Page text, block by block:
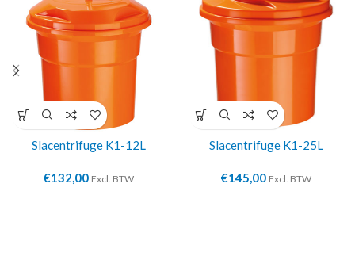
Slacentrifuge K1-12L
€132,00 Excl. BTW
Slacentrifuge K1-25L
€145,00 Excl. BTW